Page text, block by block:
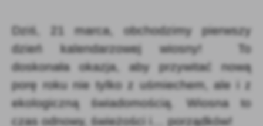
treści w postaci wiadomości, ofert, komunikatów mediów
społecznościowych.
Dziś, 21 marca, obchodzimy pierwszy
dzień kalendarzowej wiosny! To
doskonała okazja, aby przywitać nową
porę roku nie tylko z uśmiechem, ale i z
ekologiczną świadomością. Wiosna to
czas odnowy, świeżości i… porządków!